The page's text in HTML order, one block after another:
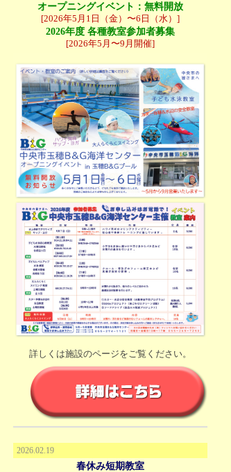
オープニングイベント：無料開放
[2026年5月1日（金）〜6日（水）]
2026年度 各種教室参加者募集
[2026年5月〜9月開催]
詳しくは施設のページをご覧ください。
2026.02.19
春休み短期教室